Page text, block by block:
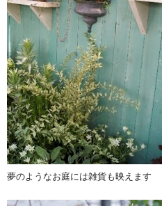
夢のようなお庭には雑貨も映えます